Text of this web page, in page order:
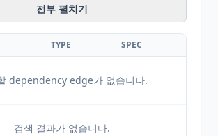
전부 펼치기
TYPE SPEC
dependency edge가 없습니다.
검색 결과가 없습니다.